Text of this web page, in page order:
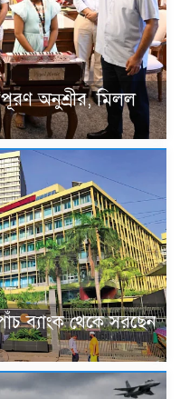
অনুশ্রীর, মিলল
ব্যাংক থেকে সরছেন